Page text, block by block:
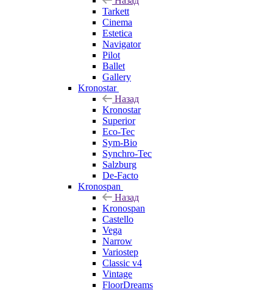
Tarkett
Cinema
Estetica
Navigator
Pilot
Ballet
Gallery
Kronostar
Назад
Kronostar
Superior
Eco-Tec
Sym-Bio
Synchro-Tec
Salzburg
De-Facto
Kronospan
Назад
Kronospan
Castello
Vega
Narrow
Variostep
Classic v4
Vintage
FloorDreams